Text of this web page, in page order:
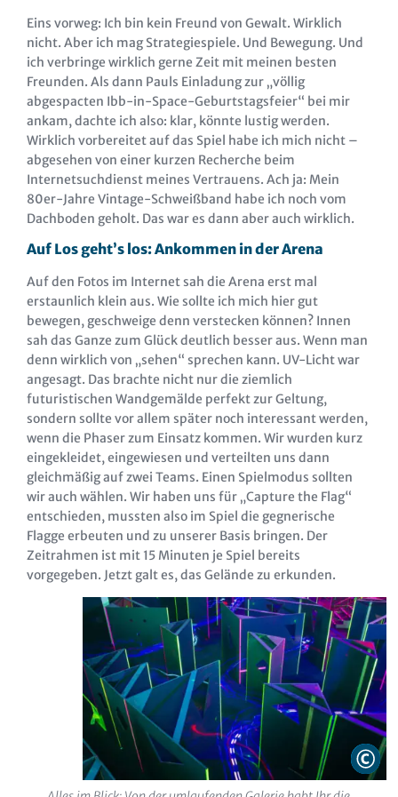
Eins vorweg: Ich bin kein Freund von Gewalt. Wirklich
nicht. Aber ich mag Strategiespiele. Und Bewegung. Und
ich verbringe wirklich gerne Zeit mit meinen besten
Freunden. Als dann Pauls Einladung zur „völlig
abgespacten Ibb-in-Space-Geburtstagsfeier“ bei mir
ankam, dachte ich also: klar, könnte lustig werden.
Wirklich vorbereitet auf das Spiel habe ich mich nicht –
abgesehen von einer kurzen Recherche beim
Internetsuchdienst meines Vertrauens. Ach ja: Mein
80er-Jahre Vintage-Schweißband habe ich noch vom
Dachboden geholt. Das war es dann aber auch wirklich.
Auf Los geht’s los: Ankommen in der Arena
Auf den Fotos im Internet sah die Arena erst mal
erstaunlich klein aus. Wie sollte ich mich hier gut
bewegen, geschweige denn verstecken können? Innen
sah das Ganze zum Glück deutlich besser aus. Wenn man
denn wirklich von „sehen“ sprechen kann. UV-Licht war
angesagt. Das brachte nicht nur die ziemlich
futuristischen Wandgemälde perfekt zur Geltung,
sondern sollte vor allem später noch interessant werden,
wenn die Phaser zum Einsatz kommen. Wir wurden kurz
eingekleidet, eingewiesen und verteilten uns dann
gleichmäßig auf zwei Teams. Einen Spielmodus sollten
wir auch wählen. Wir haben uns für „Capture the Flag“
entschieden, mussten also im Spiel die gegnerische
Flagge erbeuten und zu unserer Basis bringen. Der
Zeitrahmen ist mit 15 Minuten je Spiel bereits
vorgegeben. Jetzt galt es, das Gelände zu erkunden.